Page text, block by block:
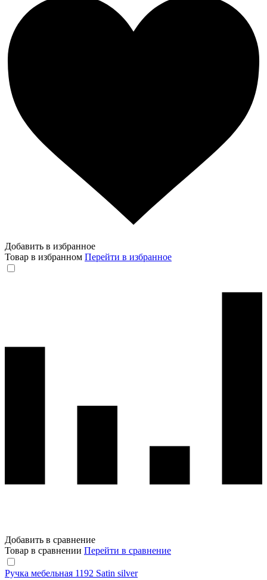
Добавить в избранное
Товар в избранном Перейти в избранное
Добавить в сравнение
Товар в сравнении Перейти в сравнение
Ручка мебельная 1192 Satin silver